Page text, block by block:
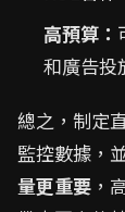
高預算：
和廣告投
總之，制定
監控數據，
量更重要 ，